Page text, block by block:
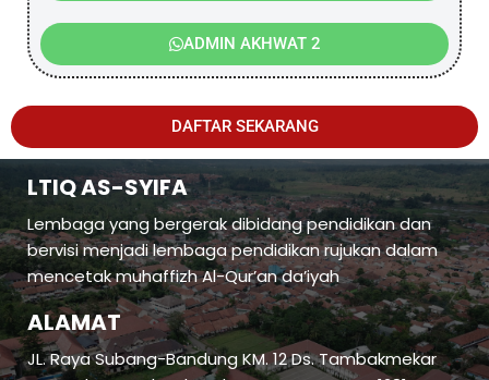
ADMIN AKHWAT 2
DAFTAR SEKARANG
LTIQ AS-SYIFA
Lembaga yang bergerak dibidang pendidikan dan
bervisi menjadi lembaga pendidikan rujukan dalam
mencetak muhaffizh Al-Qur’an da’iyah
ALAMAT
JL. Raya Subang-Bandung KM. 12 Ds. Tambakmekar